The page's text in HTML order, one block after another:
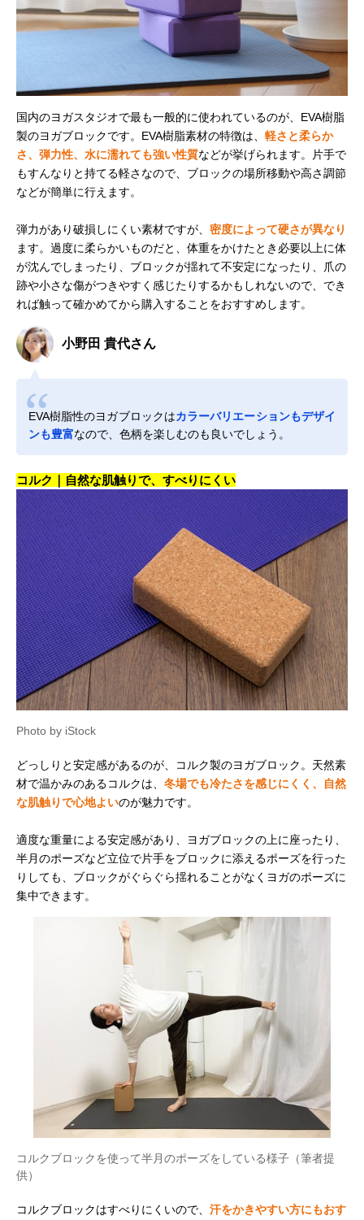
国内のヨガスタジオで最も一般的に使われているのが、EVA樹脂
製のヨガブロックです。EVA樹脂素材の特徴は、 軽さと柔らか
さ、弾力性、水に濡れても強い性質などが挙げられます。片手で
もすんなりと持てる軽さなので、ブロックの場所移動や高さ調節
などが簡単に行えます。
弾力があり破損しにくい素材ですが、 密度によって硬さが異なり
ます。過度に柔らかいものだと、体重をかけたとき必要以上に体
が沈んでしまったり、ブロックが揺れて不安定になったり、爪の
跡や小さな傷がつきやすく感じたりするかもしれないので、でき
れば触って確かめてから購入することをおすすめします。
小野田 貴代さん
EVA樹脂性のヨガブロックはカラーバリエーションもデザイ
ンも豊富なので、色柄を楽しむのも良いでしょう。
コルク｜自然な肌触りで、すべりにくい
Photo by iStock
どっしりと安定感があるのが、コルク製のヨガブロック。天然素
材で温かみのあるコルクは、 冬場でも冷たさを感じにくく、自然
な肌触りで心地よいのが魅力です。
適度な重量による安定感があり、ヨガブロックの上に座ったり、
半月のポーズなど立位で片手をブロックに添えるポーズを行った
りしても、ブロックがぐらぐら揺れることがなくヨガのポーズに
集中できます。
コルクブロックを使って半月のポーズをしている様子（筆者提
供）
コルクブロックはすべりにくいので、 汗をかきやすい方にもおす